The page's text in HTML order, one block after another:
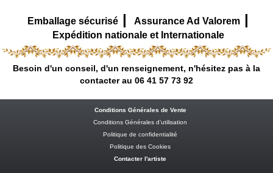
Emballage sécurisé | Assurance Ad Valorem |
Expédition nationale et Internationale
Besoin d'un conseil, d'un renseignement, n'hésitez pas à la
contacter au 06 41 57 73 92
Conditions Générales de Vente
Conditions Générales d’utilisation
Politique de confidentialité
Politique des Cookies
Contacter l'artiste